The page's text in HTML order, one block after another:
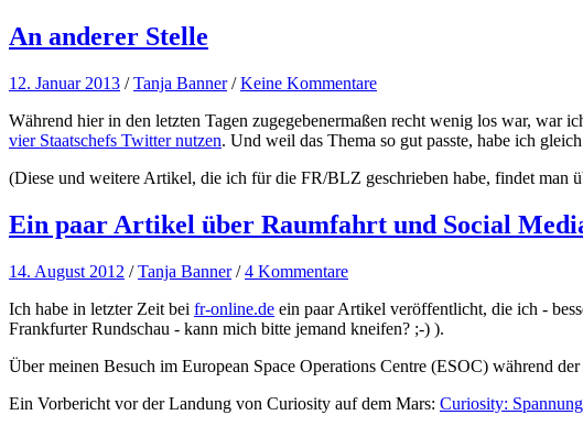
An anderer Stelle
12. Januar 2013 /Tanja Banner /Keine Kommentare
Während hier in den letzten Tagen zugegebenermaßen recht wenig los war, war
vier Staatschefs Twitter nutzen. Und weil das Thema so gut passte, habe ich
(Diese und weitere Artikel, die ich für die FR/BLZ geschrieben habe, findet man
Ein paar Artikel über Raumfahrt und Social
14. August 2012 /Tanja Banner /4 Kommentare
Ich habe in letzter Zeit bei fr-online.de ein paar Artikel veröffentlicht, die ich -
Frankfurter Rundschau - kann mich bitte jemand kneifen? ;-) ).
Über meinen Besuch im European Space Operations Centre (ESOC) während
Ein Vorbericht vor der Landung von Curiosity auf dem Mars: Curiosity: